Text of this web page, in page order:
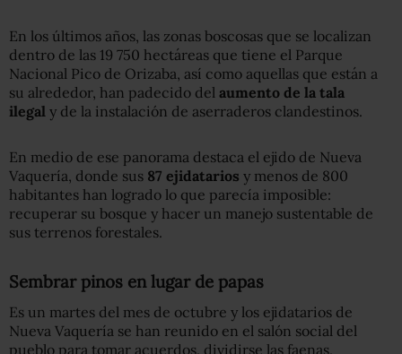
En los últimos años, las zonas boscosas que se localizan
dentro de las 19 750 hectáreas que tiene el Parque
Nacional Pico de Orizaba, así como aquellas que están a
su alrededor, han padecido del aumento de la tala
ilegal y de la instalación de aserraderos clandestinos.
En medio de ese panorama destaca el ejido de Nueva
Vaquería, donde sus 87 ejidatarios y menos de 800
habitantes han logrado lo que parecía imposible:
recuperar su bosque y hacer un manejo sustentable de
sus terrenos forestales.
Sembrar pinos en lugar de papas
Es un martes del mes de octubre y los ejidatarios de
Nueva Vaquería se han reunido en el salón social del
pueblo para tomar acuerdos, dividirse las faenas,